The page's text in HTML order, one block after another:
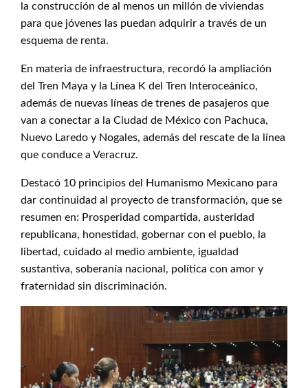
la construcción de al menos un millón de viviendas
para que jóvenes las puedan adquirir a través de un
esquema de renta.
En materia de infraestructura, recordó la ampliación
del Tren Maya y la Línea K del Tren Interoceánico,
además de nuevas líneas de trenes de pasajeros que
van a conectar a la Ciudad de México con Pachuca,
Nuevo Laredo y Nogales, además del rescate de la línea
que conduce a Veracruz.
Destacó 10 principios del Humanismo Mexicano para
dar continuidad al proyecto de transformación, que se
resumen en: Prosperidad compartida, austeridad
republicana, honestidad, gobernar con el pueblo, la
libertad, cuidado al medio ambiente, igualdad
sustantiva, soberanía nacional, política con amor y
fraternidad sin discriminación.